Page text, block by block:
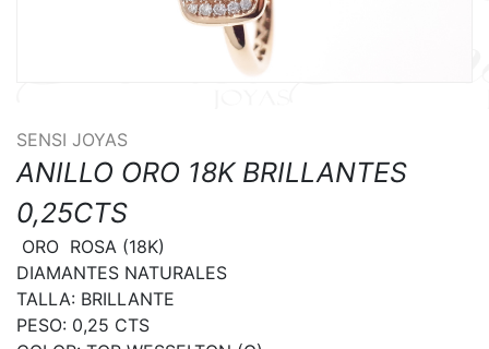
SENSI JOYAS
ANILLO ORO 18K BRILLANTES
0,25CTS
DIAMANTES NATURALES
TALLA: BRILLANTE
PESO: 0,25 CTS